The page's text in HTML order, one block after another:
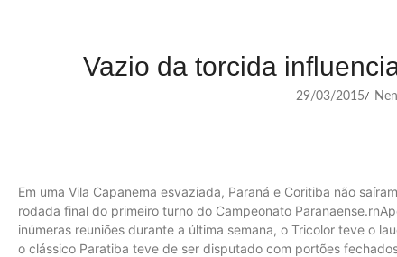
Vazio da torcida
29/03/2015/
Em uma Vila Capanema esvaziada, Paraná e Coritiba não
rodada final do primeiro turno do Campeonato
inúmeras reuniões durante a última semana, o Tricolor teve o
o clássico Paratiba teve de ser disputado com portões